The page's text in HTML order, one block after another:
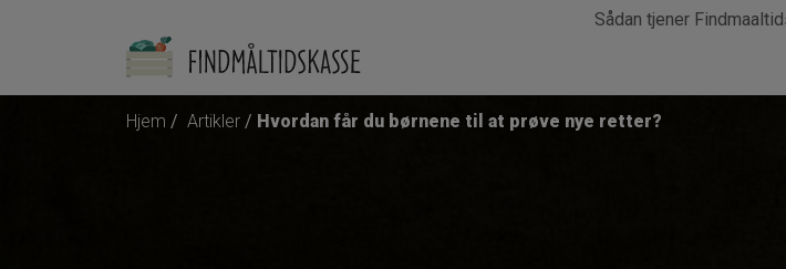
Sådan tjener
Hjem Artikler Hvordan får du børnene til at prøve nye retter?